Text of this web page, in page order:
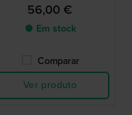
56,00 €
● Em stock
Comparar
Ver produto